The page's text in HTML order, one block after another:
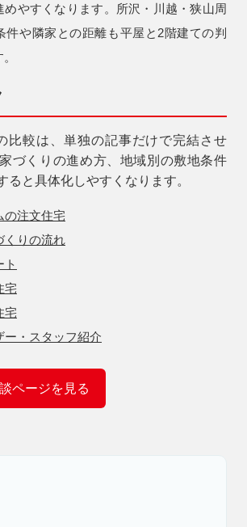
めやすくなります。所沢・川越・狭山周
件や隣家との距離も平屋と2階建ての判
比較は、単独の記事だけで完結させ
づくりの進め方、地域別の敷地条件
ると具体化しやすくなります。
の注文住宅
くりの流れ
ト
宅
宅
ー・スタッフ紹介
ページを見る